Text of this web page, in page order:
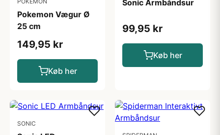
Pokemon Vægur Ø
25 cm
149,95 kr
Køb her
Sonic Armbåndsur
99,95 kr
Køb her
SONIC